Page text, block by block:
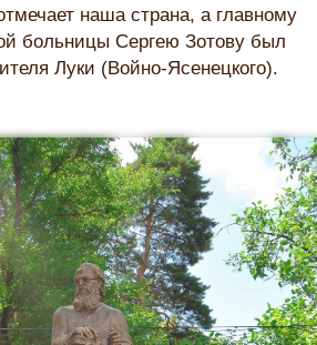
наша страна, а главному
больницы Сергею Зотову был
Луки (Войно-Ясенецкого).